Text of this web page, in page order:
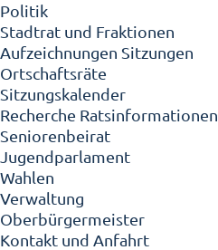
Politik
Stadtrat und Fraktionen
Aufzeichnungen Sitzungen
Ortschaftsräte
Sitzungskalender
Recherche Ratsinformationen
Seniorenbeirat
Jugendparlament
Wahlen
Verwaltung
Oberbürgermeister
Kontakt und Anfahrt